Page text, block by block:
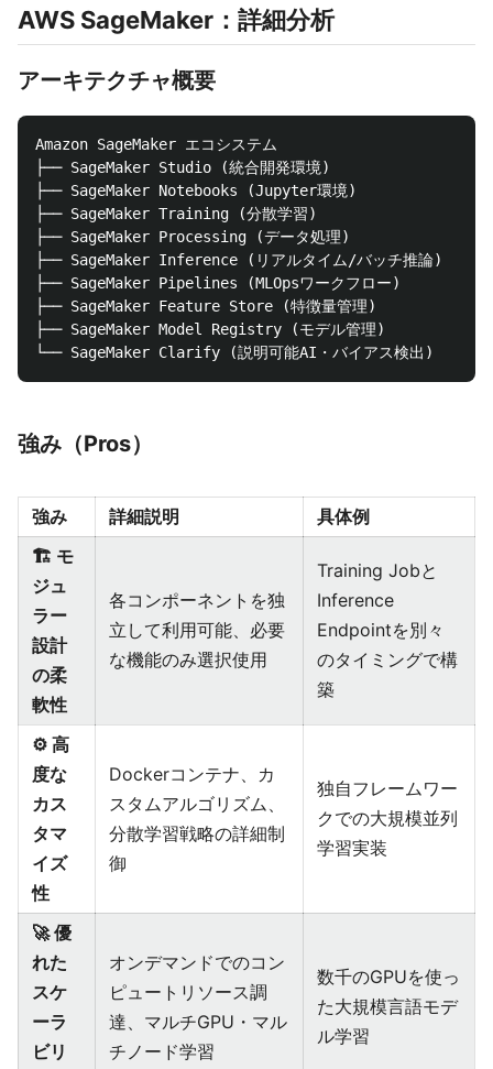
AWS SageMaker：詳細分析
アーキテクチャ概要
Amazon SageMaker エコシステム
├── SageMaker Studio (統合開発環境)
├── SageMaker Notebooks (Jupyter環境)
├── SageMaker Training (分散学習)
├── SageMaker Processing (データ処理)
├── SageMaker Inference (リアルタイム/バッチ推論)
├── SageMaker Pipelines (MLOpsワークフロー)
├── SageMaker Feature Store (特徴量管理)
├── SageMaker Model Registry (モデル管理)
強み（Pros）
強み 詳細説明
具体例
🏗️ モ
ジュ
ラー
設計
の柔
軟性
各コンポーネントを独
立して利用可能、必要
な機能のみ選択使用
Training Jobと
Inference
Endpointを別々
のタイミングで構
築
⚙️ 高
度な
カス
タマ
イズ
性
Dockerコンテナ、カ
スタムアルゴリズム、
分散学習戦略の詳細制
御
独自フレームワー
クでの大規模並列
学習実装
🚀 優
れた
スケ
ーラ
ビリ
オンデマンドでのコン
ピュートリソース調
達、マルチGPU・マル
チノード学習
数千のGPUを使っ
た大規模言語モデ
ル学習